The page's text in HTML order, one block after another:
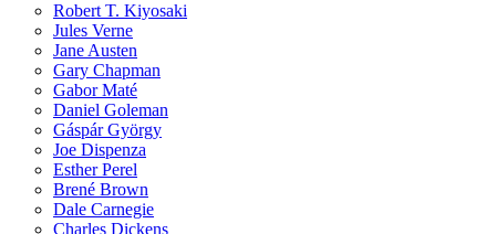
Robert T. Kiyosaki
Jules Verne
Jane Austen
Gary Chapman
Gabor Maté
Daniel Goleman
Gáspár György
Joe Dispenza
Esther Perel
Brené Brown
Dale Carnegie
Charles Dickens